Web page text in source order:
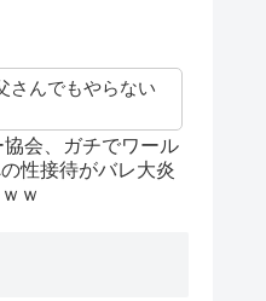
さんでもやらない
協会、ガチでワール
性接待がバレ大炎
ｗ